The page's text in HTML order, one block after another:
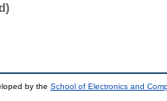
by the School of Electronics and